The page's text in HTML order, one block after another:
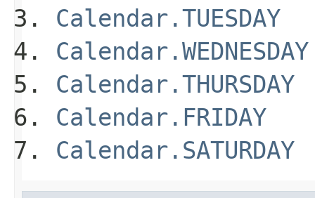
Calendar.TUESDAY
Calendar.WEDNESDAY
Calendar.THURSDAY
Calendar.FRIDAY
Calendar.SATURDAY